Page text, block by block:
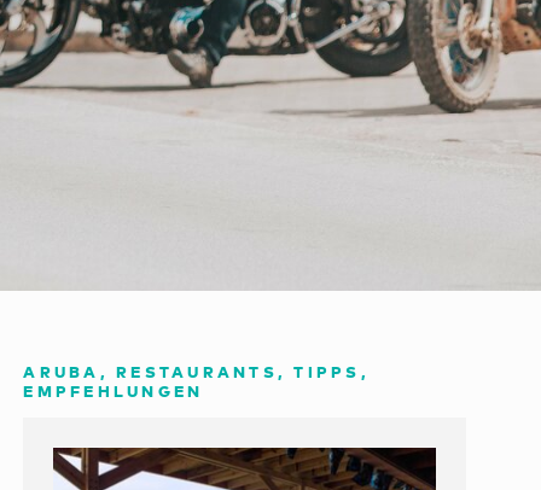
ARUBA, RESTAURANTS, TIPPS,
EMPFEHLUNGEN